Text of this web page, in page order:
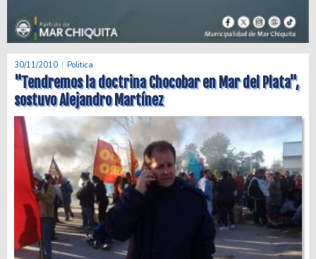
30/11/2010 Politica
"Tendremos la doctrina Chocobar en Mar del Plata",
sostuvo Alejandro Martínez